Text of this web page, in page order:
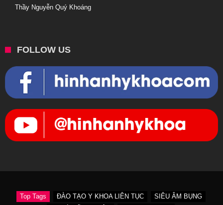
Thầy Nguyễn Quý Khoáng
FOLLOW US
Top Tags ĐÀO TẠO Y KHOA LIÊN TỤC
SIÊU ÂM BỤNG